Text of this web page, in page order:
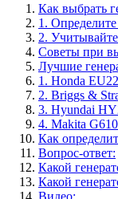
Как выбрать
1.
2.
Советы при
Лучшие
1. Honda
2. Briggs &
3. Hyundai
4. Makita
Как
Вопрос-ответ:
Какой
Какой
Видео: